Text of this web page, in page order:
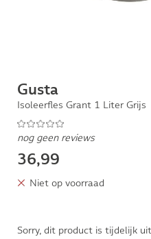
Gusta
Isoleerfles Grant 1 Liter Grijs
nog geen reviews
36,99
Niet op voorraad
Sorry, dit product is tijdelijk